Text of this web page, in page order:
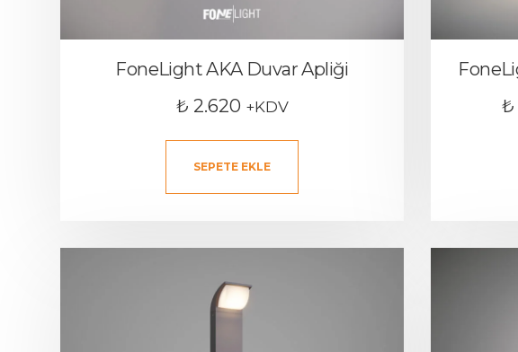
FoneLight AKA Duvar Apliği
₺ 2.620 +KDV
SEPETE EKLE
₺